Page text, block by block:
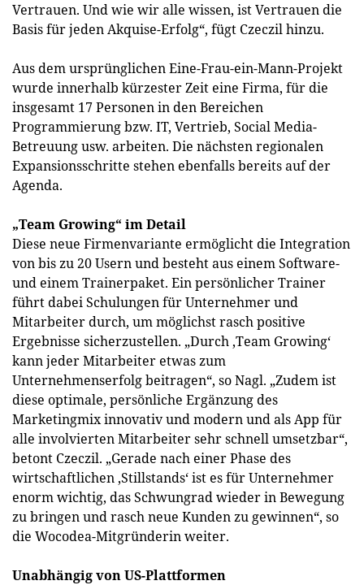
Vertrauen. Und wie wir alle wissen, ist Vertrauen die
Basis für jeden Akquise-Erfolg“, fügt Czeczil hinzu.
Aus dem ursprünglichen Eine-Frau-ein-Mann-Projekt
wurde innerhalb kürzester Zeit eine Firma, für die
insgesamt 17 Personen in den Bereichen
Programmierung bzw. IT, Vertrieb, Social Media-
Betreuung usw. arbeiten. Die nächsten regionalen
Expansionsschritte stehen ebenfalls bereits auf der
Agenda.
„Team Growing“ im Detail
Diese neue Firmenvariante ermöglicht die Integration
von bis zu 20 Usern und besteht aus einem Software-
und einem Trainerpaket. Ein persönlicher Trainer
führt dabei Schulungen für Unternehmer und
Mitarbeiter durch, um möglichst rasch positive
Ergebnisse sicherzustellen. „Durch ‚Team Growing‘
kann jeder Mitarbeiter etwas zum
Unternehmenserfolg beitragen“, so Nagl. „Zudem ist
diese optimale, persönliche Ergänzung des
Marketingmix innovativ und modern und als App für
alle involvierten Mitarbeiter sehr schnell umsetzbar“,
betont Czeczil. „Gerade nach einer Phase des
wirtschaftlichen ‚Stillstands‘ ist es für Unternehmer
enorm wichtig, das Schwungrad wieder in Bewegung
zu bringen und rasch neue Kunden zu gewinnen“, so
die Wocodea-Mitgründerin weiter.
Unabhängig von US-Plattformen